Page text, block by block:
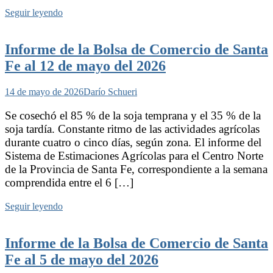
Seguir leyendo
Informe de la Bolsa de Comercio de Santa
Fe al 12 de mayo del 2026
14 de mayo de 2026Darío Schueri
Se cosechó el 85 % de la soja temprana y el 35 % de la
soja tardía. Constante ritmo de las actividades agrícolas
durante cuatro o cinco días, según zona. El informe del
Sistema de Estimaciones Agrícolas para el Centro Norte
de la Provincia de Santa Fe, correspondiente a la semana
comprendida entre el 6 […]
Seguir leyendo
Informe de la Bolsa de Comercio de Santa
Fe al 5 de mayo del 2026